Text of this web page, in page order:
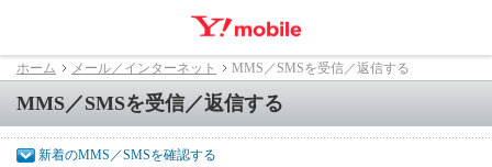
ホーム メール／インターネット MMS／SMSを受信／返信する
MMS／SMSを受信／返信する
新着のMMS／SMSを確認する